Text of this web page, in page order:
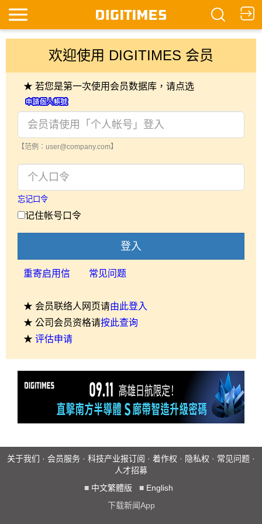
欢迎使用 DIGITIMES 会员
★ 若您是第一次使用会员数据库，请点选
【范例：user@company.com】
忘记口令
记住帐号口令
登入
重寄启用信 常见问题
★ 会员联络人网页请由此登入
★ 公司会员资格请按此查询
★ 评估申请
关于我们 · 会员服务 · 科技产业报订阅 · 着作权 · 隐私权 · 常见问题 ·
人才招募
■ 中文繁體版 ■ English
下载新闻App